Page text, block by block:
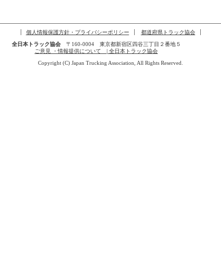
個人情報保護方針・プライバシーポリシー
都道府県トラック協会
全日本トラック協会〒160-0004 東京都新宿区四谷三丁目２番地５
ご意見 ・情報提供について | 全日本トラック協会
Copyright (C) Japan Trucking Association, All Rights Reserved.